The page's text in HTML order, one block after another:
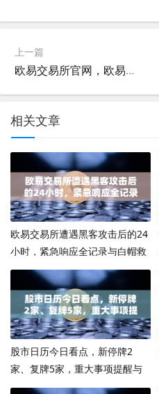
上一篇
欧易交易所官网，欧易钱包多重签名功能升级，资产安全再上新台阶
相关文章
欧易交易所遭遇黑客攻击后的24
小时，紧急响应全记录与白帽救
援行动
股市日历今日看点，新停牌2
家、复牌5家，重大事项提醒与
操作策略全解析